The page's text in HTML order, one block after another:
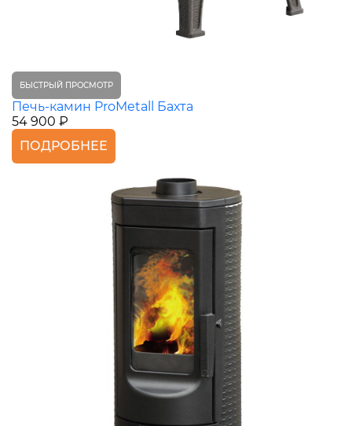
БЫСТРЫЙ ПРОСМОТР
Печь-камин ProMetall Бахта
54 900 ₽
ПОДРОБНЕЕ